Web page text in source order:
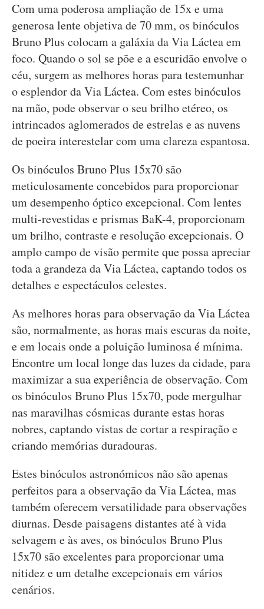
Com uma poderosa ampliação de 15x e uma
generosa lente objetiva de 70 mm, os binóculos
Bruno Plus colocam a galáxia da Via Láctea em
foco. Quando o sol se põe e a escuridão envolve o
céu, surgem as melhores horas para testemunhar
o esplendor da Via Láctea. Com estes binóculos
na mão, pode observar o seu brilho etéreo, os
intrincados aglomerados de estrelas e as nuvens
de poeira interestelar com uma clareza espantosa.
Os binóculos Bruno Plus 15x70 são
meticulosamente concebidos para proporcionar
um desempenho óptico excepcional. Com lentes
multi-revestidas e prismas BaK-4, proporcionam
um brilho, contraste e resolução excepcionais. O
amplo campo de visão permite que possa apreciar
toda a grandeza da Via Láctea, captando todos os
detalhes e espectáculos celestes.
As melhores horas para observação da Via Láctea
são, normalmente, as horas mais escuras da noite,
e em locais onde a poluição luminosa é mínima.
Encontre um local longe das luzes da cidade, para
maximizar a sua experiência de observação. Com
os binóculos Bruno Plus 15x70, pode mergulhar
nas maravilhas cósmicas durante estas horas
nobres, captando vistas de cortar a respiração e
criando memórias duradouras.
Estes binóculos astronómicos não são apenas
perfeitos para a observação da Via Láctea, mas
também oferecem versatilidade para observações
diurnas. Desde paisagens distantes até à vida
selvagem e às aves, os binóculos Bruno Plus
15x70 são excelentes para proporcionar uma
nitidez e um detalhe excepcionais em vários
cenários.